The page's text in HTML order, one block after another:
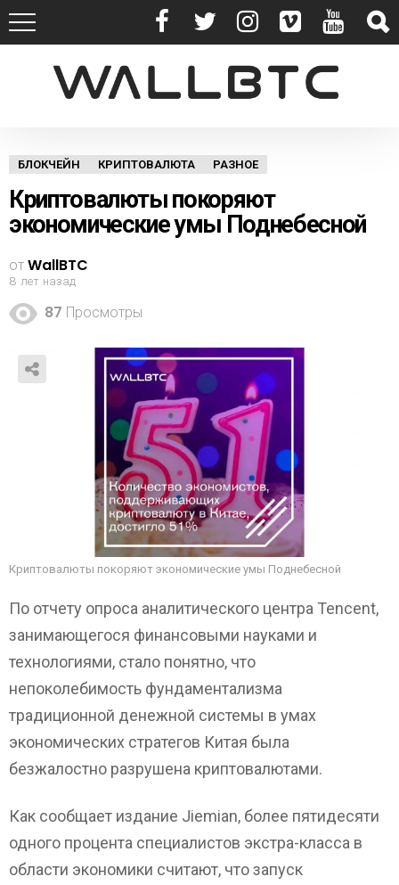
БЛОКЧЕЙН КРИПТОВАЛЮТА РАЗНОЕ
Криптовалюты покоряют
экономические умы Поднебесной
отWallBTC
8 лет назад
87 Просмотры
Криптовалюты покоряют экономические умы Поднебесной
По отчету опроса аналитического центра Tencent,
занимающегося финансовыми науками и
технологиями, стало понятно, что
непоколебимость фундаментализма
традиционной денежной системы в умах
экономических стратегов Китая была
безжалостно разрушена криптовалютами.
Как сообщает издание Jiemian, более пятидесяти
одного процента специалистов экстра-класса в
области экономики считают, что запуск